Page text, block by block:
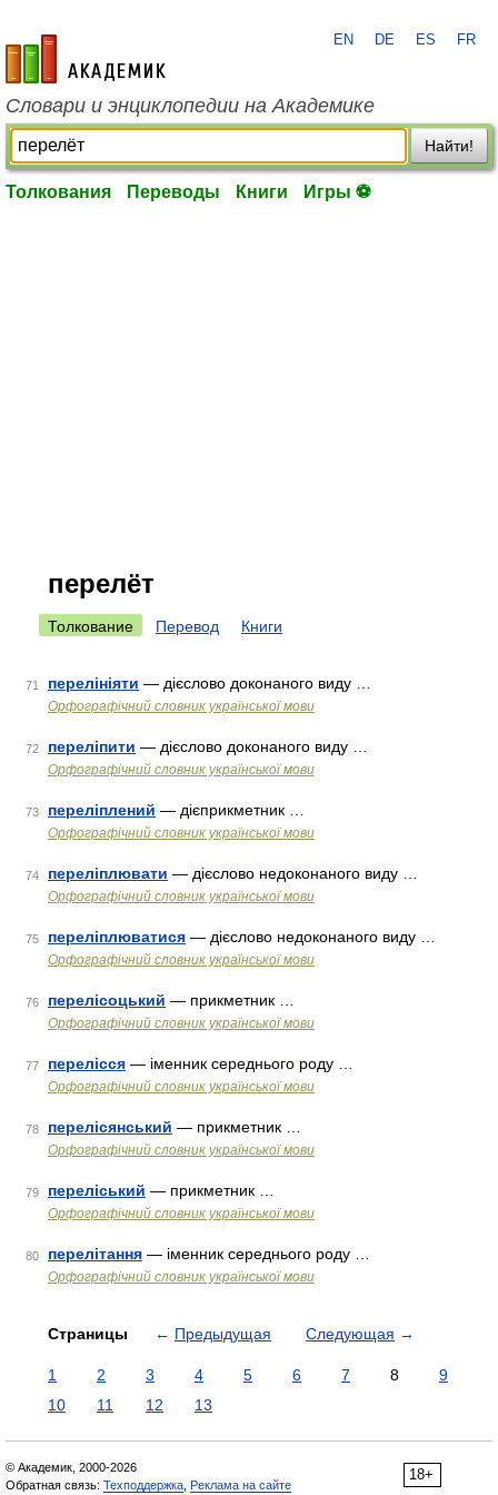
academic.ru
EN DE ES FR
Словари и энциклопедии на Академике
Найти!
Толкования Переводы Книги Игры ⚽
перелёт
Толкование Перевод Книги
71 перелініяти — дієслово доконаного виду …
Орфографічний словник української мови
72 переліпити — дієслово доконаного виду …
Орфографічний словник української мови
73 переліплений — дієприкметник …
Орфографічний словник української мови
74 переліплювати — дієслово недоконаного виду …
Орфографічний словник української мови
75 переліплюватися — дієслово недоконаного виду …
Орфографічний словник української мови
76 перелісоцький — прикметник …
Орфографічний словник української мови
77 перелісся — іменник середнього роду …
Орфографічний словник української мови
78 перелісянський — прикметник …
Орфографічний словник української мови
79 переліський — прикметник …
Орфографічний словник української мови
80 перелітання — іменник середнього роду …
Орфографічний словник української мови
Страницы ← Предыдущая Следующая →
1 2 3 4 5 6 7 8
9
10
11 12 13
18+
© Академик, 2000-2026
Обратная связь: Техподдержка Реклама на сайте